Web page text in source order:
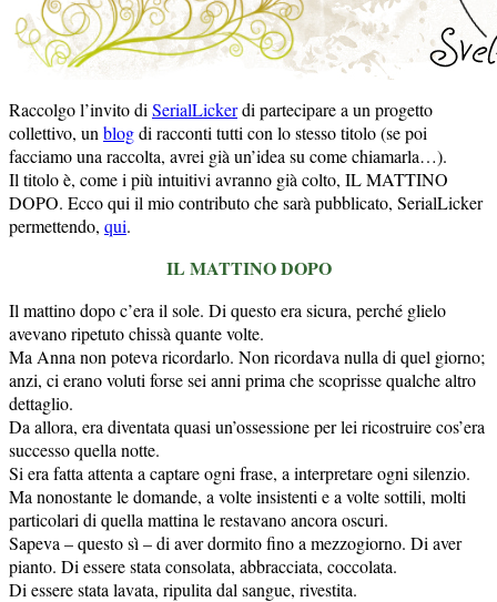
Raccolgo l’invito di SerialLickerdi partecipare a un progetto
collettivo, un blogdi racconti tutti con lo stesso titolo (se poi
facciamo una raccolta, avrei già un’idea su come chiamarla…).
Il titolo è, come i più intuitivi avranno già colto, IL MATTINO
DOPO. Ecco qui il mio contributo che sarà pubblicato, SerialLicker
permettendo, qui.
IL MATTINO DOPO
Il mattino dopo c’era il sole. Di questo era sicura, perché glielo
avevano ripetuto chissà quante volte.
Ma Anna non poteva ricordarlo. Non ricordava nulla di quel giorno;
anzi, ci erano voluti forse sei anni prima che scoprisse qualche altro
dettaglio.
Da allora, era diventata quasi un’ossessione per lei ricostruire cos’era
successo quella notte.
Si era fatta attenta a captare ogni frase, a interpretare ogni silenzio.
Ma nonostante le domande, a volte insistenti e a volte sottili, molti
particolari di quella mattina le restavano ancora oscuri.
Sapeva – questo sì – di aver dormito fino a mezzogiorno. Di aver
pianto. Di essere stata consolata, abbracciata, coccolata.
Di essere stata lavata, ripulita dal sangue, rivestita.